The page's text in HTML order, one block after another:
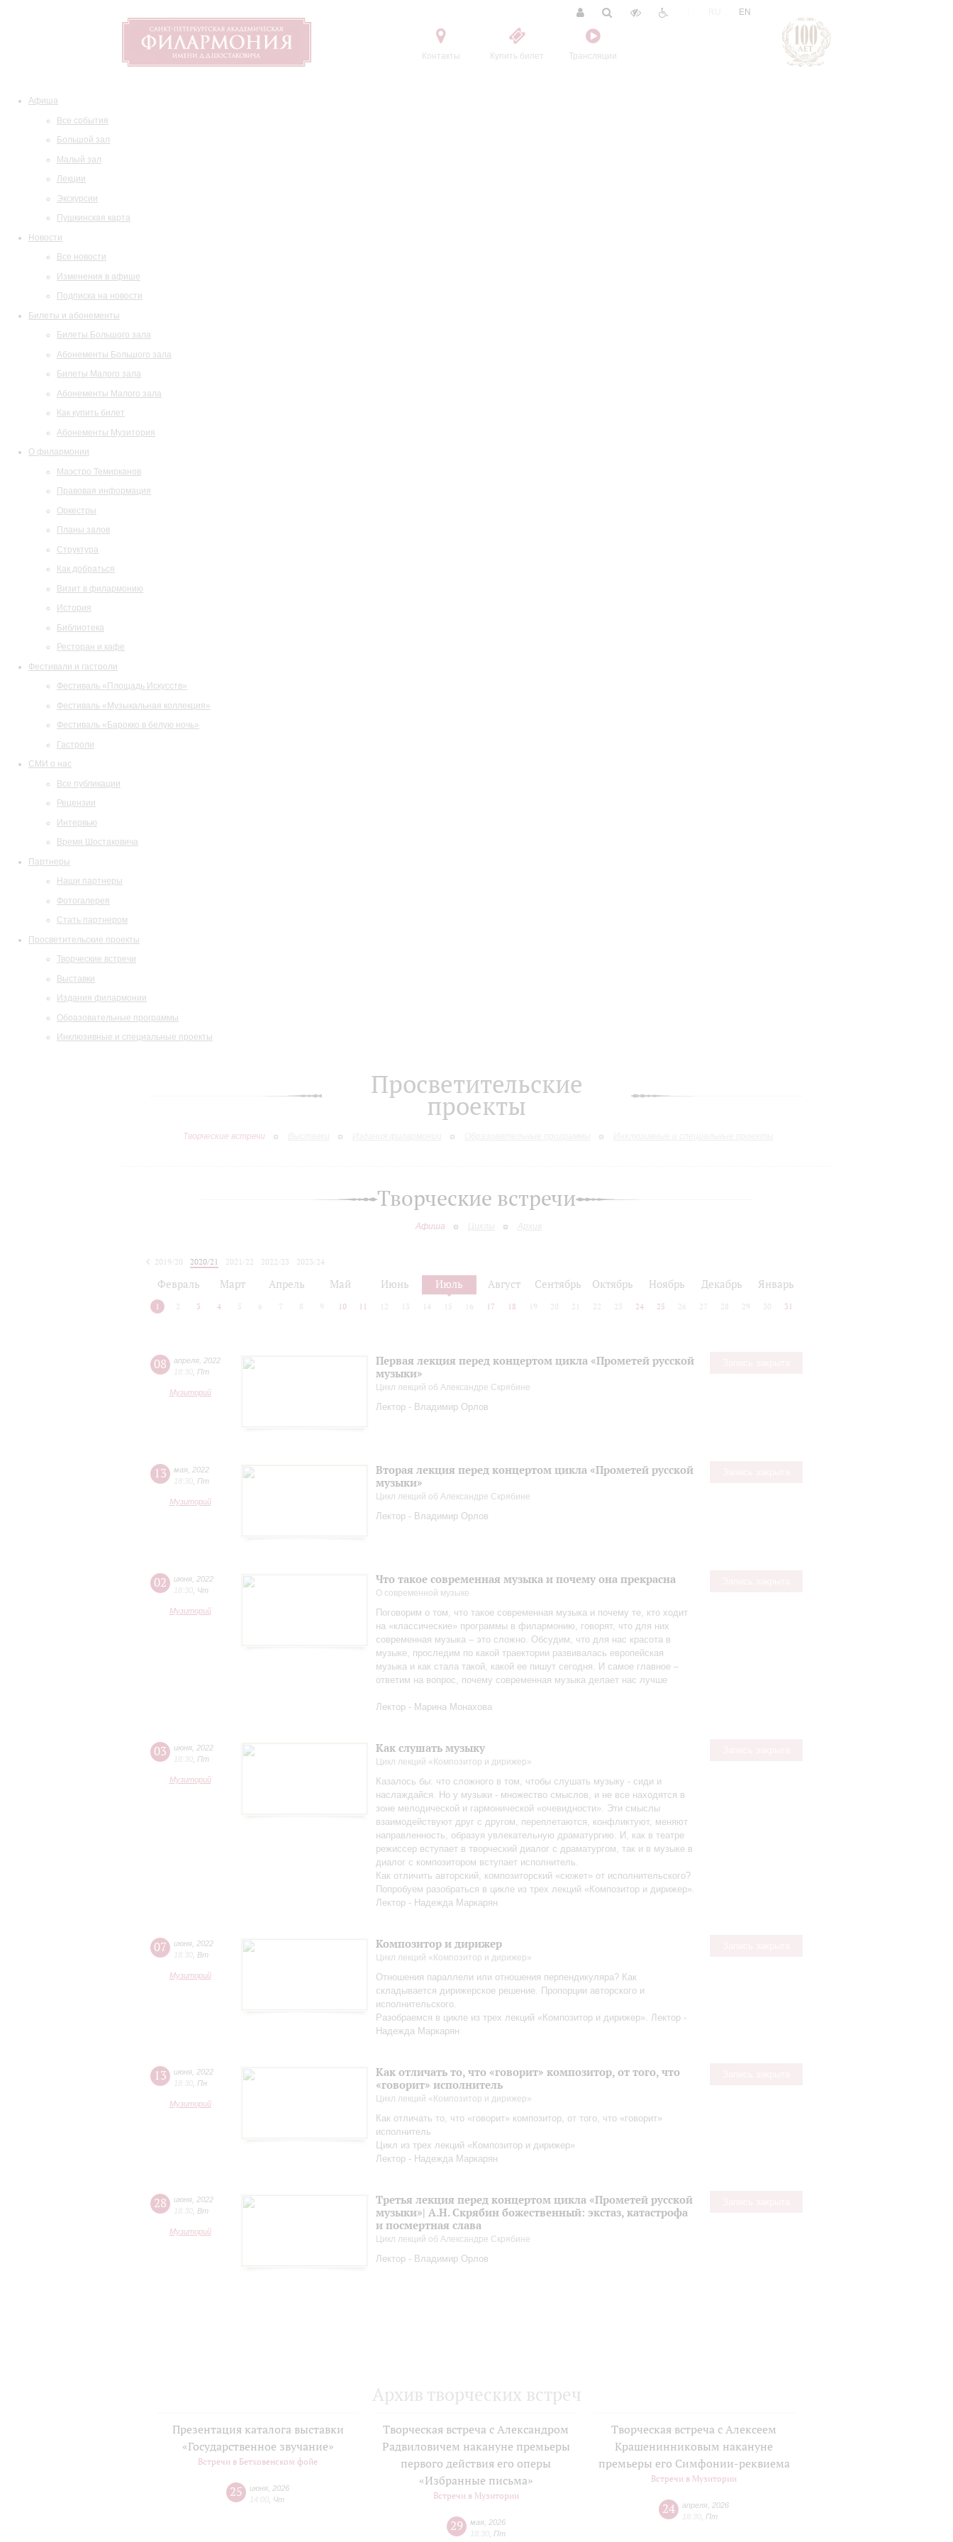
Контакты Купить билет Трансляции
EN
Афиша
Все события
Большой зал
Малый зал
Лекции
Экскурсии
Пушкинская карта
Новости
Все новости
Изменения в афише
Подписка на новости
Билеты и абонементы
Билеты Большого зала
Абонементы Большого зала
Билеты Малого зала
Абонементы Малого зала
Как купить билет
Абонементы Музитория
О филармонии
Маэстро Темирканов
Правовая информация
Оркестры
Планы залов
Структура
Как добраться
Визит в филармонию
История
Библиотека
Ресторан и кафе
Фестивали и гастроли
Фестиваль «Площадь Искусств»
Фестиваль «Музыкальная коллекция»
Фестиваль «Барокко в белую ночь»
Гастроли
СМИ о нас
Все публикации
Рецензии
Интервью
Время Шостаковича
Партнеры
Наши партнеры
Фотогалерея
Стать партнером
Просветительские проекты
Творческие встречи
Выставки
Издания филармонии
Образовательные программы
Инклюзивные и специальные проекты
Просветительские
проекты
Творческие встречи
Творческие встречи
Афиша Циклы Архив
2019/20 2020/21 2021/22 2022/23
2023/24
Февраль Март Апрель Май Июнь Июль Август Сентябрь Октябрь Ноябрь Декабрь Январь
1 2 3 4 5 6 7 8 9 10 11 12 13 14 15 16 17 18 19 20 21 22 23 24 25 26 27 28 29 30 31
08 апреля 2022
18:30 Пт
Музиторий
Первая лекция перед концертом цикла «Прометей русской
музыки»
Цикл лекций об Александре Скрябине
Лектор - Владимир Орлов
13 мая 2022
18:30 Пт
Музиторий
Вторая лекция перед концертом цикла «Прометей русской
музыки»
Цикл лекций об Александре Скрябине
Лектор - Владимир Орлов
02 июня 2022
18:30 Чт
Музиторий
Что такое современная музыка и почему она прекрасна
О современной музыке
Поговорим о том, что такое современная музыка и почему те, кто ходит
на «классические» программы в филармонию, говорят, что для них
современная музыка – это сложно. Обсудим, что для нас красота в
музыке, проследим по какой траектории развивалась европейская
музыка и как стала такой, какой ее пишут сегодня. И самое главное –
ответим на вопрос, почему современная музыка делает нас лучше
Лектор - Марина Монахова
03 июня 2022
18:30 Пт
Музиторий
Как слушать музыку
Цикл лекций «Композитор и дирижер»
Казалось бы: что сложного в том, чтобы слушать музыку - сиди и
наслаждайся. Но у музыки - множество смыслов, и не все находятся в
зоне мелодической и гармонической «очевидности». Эти смыслы
взаимодействуют друг с другом, переплетаются, конфликтуют, меняют
направленность, образуя увлекательную драматургию. И, как в театре
режиссер вступает в творческий диалог с драматургом, так и в музыке в
диалог с композитором вступает исполнитель.
Как отличить авторский, композиторский «сюжет» от исполнительского?
Попробуем разобраться в цикле из трех лекций «Композитор и дирижер».
Лектор - Надежда Маркарян
07 июня 2022
18:30 Вт
Музиторий
Композитор и дирижер
Цикл лекций «Композитор и дирижер»
Отношения параллели или отношения перпендикуляра? Как
складывается дирижерское решение. Пропорции авторского и
исполнительского.
Разобраемся в цикле из трех лекций «Композитор и дирижер». Лектор -
Надежда Маркарян
13 июня 2022
18:30 Пн
Музиторий
Как отличать то, что «говорит» композитор, от того, что
«говорит» исполнитель
Цикл лекций «Композитор и дирижер»
Как отличать то, что «говорит» композитор, от того, что «говорит»
исполнитель
Цикл из трех лекций «Композитор и дирижер»
Лектор - Надежда Маркарян
28 июня 2022
18:30 Вт
Музиторий
Третья лекция перед концертом цикла «Прометей русской
музыки»| А.Н. Скрябин божественный: экстаз, катастрофа
и посмертная слава
Цикл лекций об Александре Скрябине
Лектор - Владимир Орлов
Архив творческих встреч
Презентация каталога выставки
«Государственное звучание»
Встречи в Бетховенском фойе
25 июня 2026
14:00 Чт
Творческая встреча с Александром
Радвиловичем накануне премьеры
первого действия его оперы
«Избранные письма»
Встречи в Музитории
29 мая, 2026
18:30, Пт
Творческая встреча с Алексеем
Крашенинниковым накануне
премьеры его Симфонии-реквиема
Встречи в Музитории
24 апреля 2026
18:30 Пт